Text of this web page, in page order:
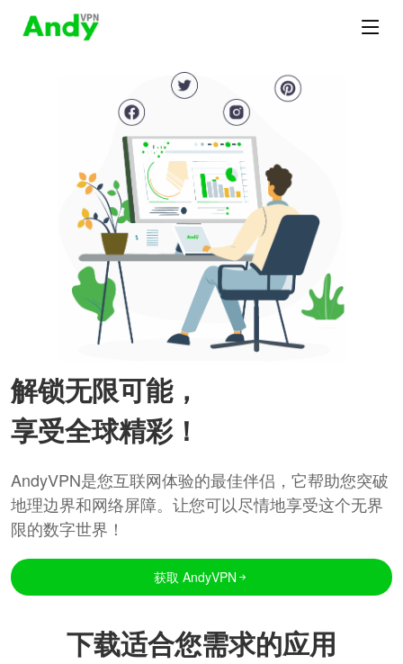
解锁无限可能，
享受全球精彩！
AndyVPN是您互联网体验的最佳伴侣，它帮助您突破
地理边界和网络屏障。让您可以尽情地享受这个无界
限的数字世界！
获取 AndyVPN
下载适合您需求的应用